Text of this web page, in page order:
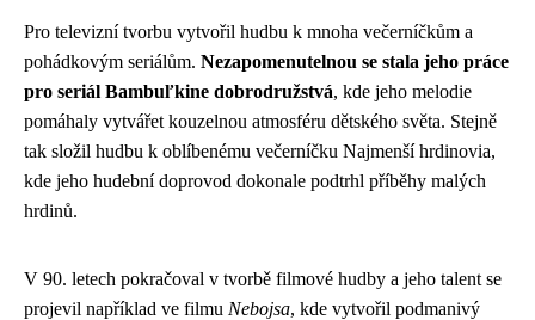
Pro televizní tvorbu vytvořil hudbu k mnoha večerníčkům a
pohádkovým seriálům. Nezapomenutelnou se stala jeho práce
pro seriál Bambuľkine dobrodružstvá, kde jeho melodie
pomáhaly vytvářet kouzelnou atmosféru dětského světa. Stejně
tak složil hudbu k oblíbenému večerníčku Najmenší hrdinovia,
kde jeho hudební doprovod dokonale podtrhl příběhy malých
hrdinů.
V 90. letech pokračoval v tvorbě filmové hudby a jeho talent se
projevil například ve filmu Nebojsa, kde vytvořil podmanivý